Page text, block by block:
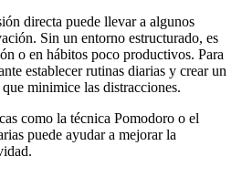
directa puede llevar a algunos
Sin un entorno estructurado, es
o en hábitos poco productivos. Para
establecer rutinas diarias y crear un
minimice las distracciones.
como la técnica Pomodoro o el
puede ayudar a mejorar la